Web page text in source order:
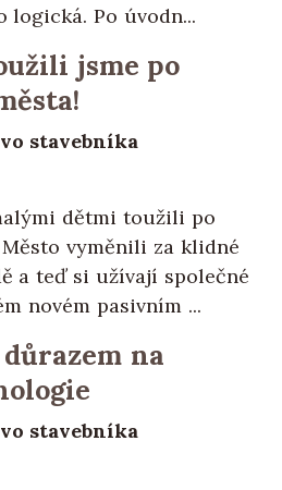
Po úvodn...
jsme po
stavebníka
dětmi toužili po
vyměnili za klidné
a teď si užívají společné
novém pasivním ...
na
stavebníka